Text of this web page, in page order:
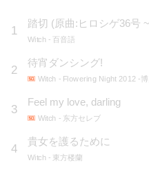
1
踏切 (原曲:ヒロシゲ36号
Witch - 百音語
2
待宵ダンシング!
Witch - Flowering Night 2012 -博霊神
3
Feel my love, darling
Witch - 东方セレブ
4
貴女を護るために
Witch - 東方楼蘭